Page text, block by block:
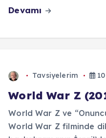
Devamı
Tavsiyelerim
World War Z
World War Z ve
World War Z filminde